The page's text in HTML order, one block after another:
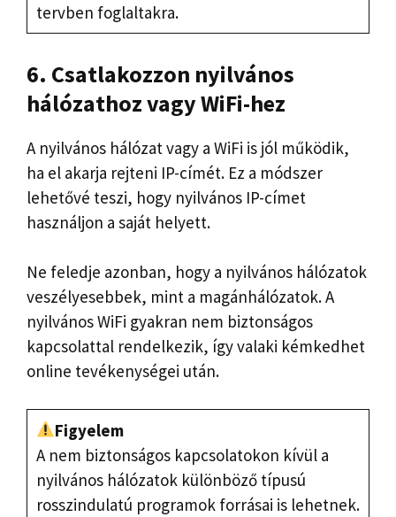
tervben foglaltakra.
6. Csatlakozzon nyilvános
hálózathoz vagy WiFi-hez
A nyilvános hálózat vagy a WiFi is jól működik,
ha el akarja rejteni IP-címét. Ez a módszer
lehetővé teszi, hogy nyilvános IP-címet
használjon a saját helyett.
Ne feledje azonban, hogy a nyilvános hálózatok
veszélyesebbek, mint a magánhálózatok. A
nyilvános WiFi gyakran nem biztonságos
kapcsolattal rendelkezik, így valaki kémkedhet
online tevékenységei után.
Figyelem
A nem biztonságos kapcsolatokon kívül a
nyilvános hálózatok különböző típusú
rosszindulatú programok forrásai is lehetnek.